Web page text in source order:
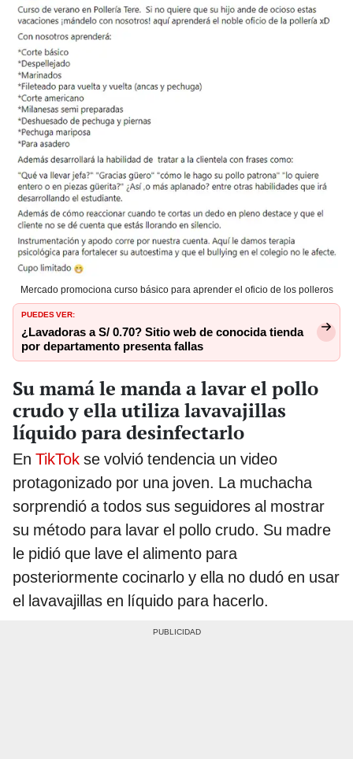
Mercado promociona curso básico para aprender el oficio de los polleros
PUEDES VER:
¿Lavadoras a S/ 0.70? Sitio web de conocida tienda
por departamento presenta fallas
Su mamá le manda a lavar el pollo
crudo y ella utiliza lavavajillas
líquido para desinfectarlo
En TikTok se volvió tendencia un video
protagonizado por una joven. La muchacha
sorprendió a todos sus seguidores al mostrar
su método para lavar el pollo crudo. Su madre
le pidió que lave el alimento para
posteriormente cocinarlo y ella no dudó en usar
el lavavajillas en líquido para hacerlo.